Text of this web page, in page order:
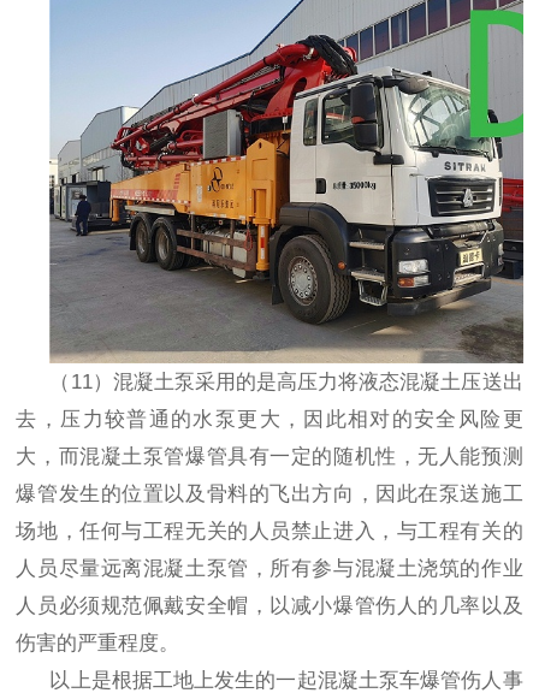
（ 11）混凝土泵采用的是高压力将液态混凝土压送出
去，压力较普通的水泵更大，因此相对的安全风险更
大，而混凝土泵管爆管具有一定的随机性，无人能预测
爆管发生的位置以及骨料的飞出方向，因此在泵送施工
场地，任何与工程无关的人员禁止进入，与工程有关的
人员尽量远离混凝土泵管，所有参与混凝土浇筑的作业
人员必须规范佩戴安全帽，以减小爆管伤人的几率以及
伤害的严重程度。
以上是根据工地上发生的一起混凝土泵车爆管伤人事